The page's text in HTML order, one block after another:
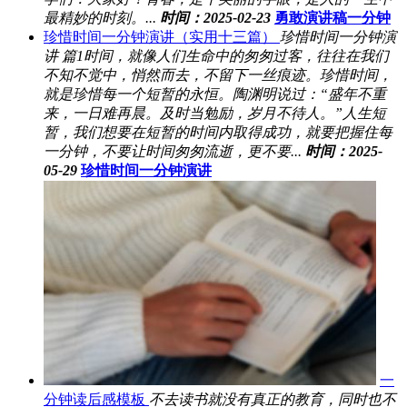
最精妙的时刻。... 时间：2025-02-23 勇敢演讲稿一分钟
珍惜时间一分钟演讲（实用十三篇）
珍惜时间一分钟演
讲 篇1时间，就像人们生命中的匆匆过客，往往在我们
不知不觉中，悄然而去，不留下一丝痕迹。珍惜时间，
就是珍惜每一个短暂的永恒。陶渊明说过：“盛年不重
来，一日难再晨。及时当勉励，岁月不待人。”人生短
暂，我们想要在短暂的时间内取得成功，就要把握住每
一分钟，不要让时间匆匆流逝，更不要... 时间：2025-
05-29 珍惜时间一分钟演讲
一
分钟读后感模板 不去读书就没有真正的教育，同时也不